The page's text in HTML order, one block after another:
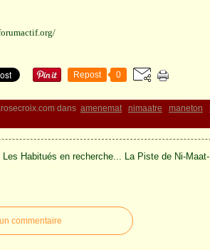
Repost 0
dans amenemat nimaatre maneton
Les Habitués en recherche... La Piste de Ni-
commentaire